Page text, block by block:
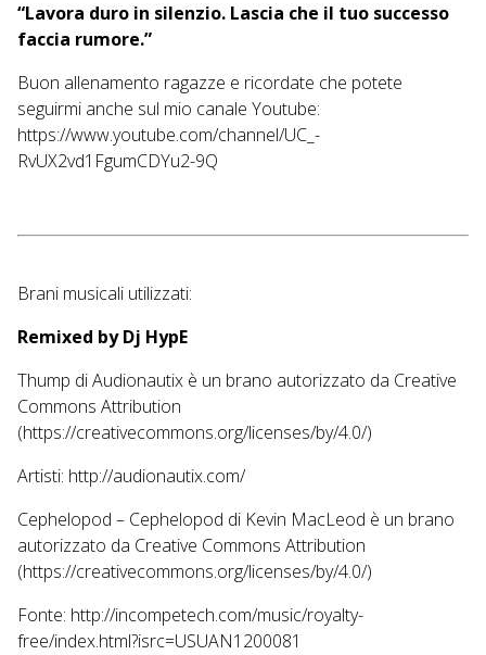
“Lavora duro in silenzio. Lascia che il tuo successo
faccia rumore.”
Buon allenamento ragazze e ricordate che potete
seguirmi anche sul mio canale Youtube:
https://www.youtube.com/channel/UC_-
RvUX2vd1FgumCDYu2-9Q
Brani musicali utilizzati:
Remixed by Dj HypE
Thump di Audionautix è un brano autorizzato da Creative
Commons Attribution
(https://creativecommons.org/licenses/by/4.0/)
Artisti: http://audionautix.com/
Cephelopod – Cephelopod di Kevin MacLeod è un brano
autorizzato da Creative Commons Attribution
(https://creativecommons.org/licenses/by/4.0/)
Fonte: http://incompetech.com/music/royalty-
free/index.html?isrc=USUAN1200081